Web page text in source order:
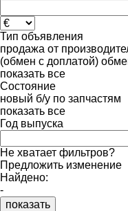
Тип объявления
продажа от
(обмен с доплатой)
показать все
Состояние
новый б/у по запчастям
показать все
Год выпуска
Не хватает фильтров?
Предложить изменение
Найдено:
-
показать